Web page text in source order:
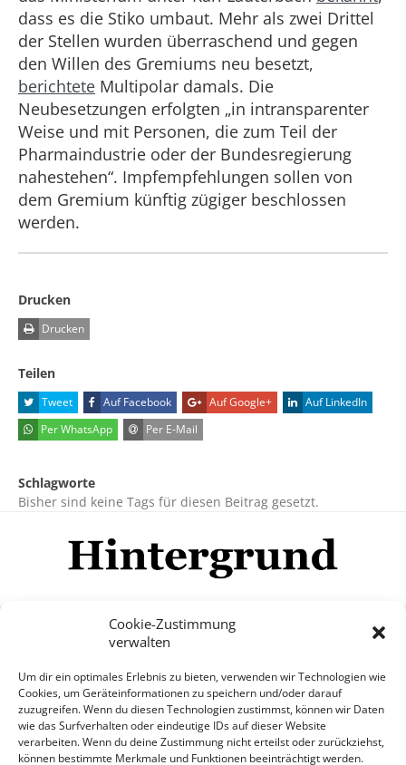
Cookie-Zustimmung
verwalten
Um dir ein optimales Erlebnis zu bieten, verwenden wir Technologien wie
Cookies, um Geräteinformationen zu speichern und/oder darauf
zuzugreifen. Wenn du diesen Technologien zustimmst, können wir Daten
wie das Surfverhalten oder eindeutige IDs auf dieser Website
verarbeiten. Wenn du deine Zustimmung nicht erteilst oder zurückziehst,
können bestimmte Merkmale und Funktionen beeinträchtigt werden.
dass es die Stiko umbaut. Mehr als zwei Drittel
der Stellen wurden überraschend und gegen
den Willen des Gremiums neu besetzt,
berichtete Multipolar damals. Die
Neubesetzungen erfolgten „in intransparenter
Weise und mit Personen, die zum Teil der
Pharmaindustrie oder der Bundesregierung
nahestehen“. Impfempfehlungen sollen von
dem Gremium künftig zügiger beschlossen
werden.
Drucken
Drucken
Teilen
Tweet Auf Facebook Auf Google+
Auf LinkedIn
Per WhatsApp
Per E-Mail
Schlagworte
Bisher sind keine Tags für diesen Beitrag gesetzt.
Mehr
© Copyright Hintergrund.de, 2015 - 2026